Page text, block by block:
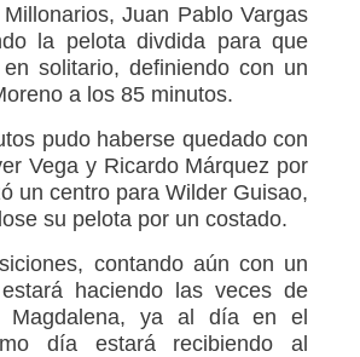
Juan Pablo Vargas
la pelota divdida para que
solitario, definiendo con un
a los 85 minutos.
pudo haberse quedado con
Vega y Ricardo Márquez por
un centro para Wilder Guisao,
su pelota por un costado.
contando aún con un
haciendo las veces de
Magdalena, ya al día en el
día estará recibiendo al